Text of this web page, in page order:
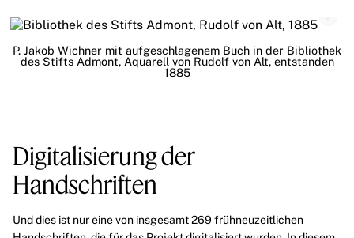
P. Jakob Wichner mit aufgeschlagenem Buch in der Bibliothek
des Stifts Admont, Aquarell von Rudolf von Alt, entstanden
1885
Digitalisierung der
Handschriften
Und dies ist nur eine von insgesamt 269 frühneuzeitlichen